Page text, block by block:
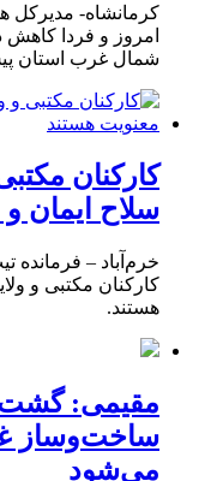
کرمانشاه- مدیرکل
امروز و فردا کاهش
شمال غرب استان
کارکنان
سلاح ایمان
کارکنان مکتبی و
هستند.
مقیمی:
ساخت‌وساز
می‌شود